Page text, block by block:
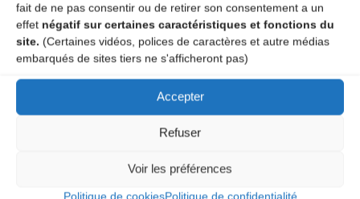
fait de ne pas consentir ou de retirer son consentement a un
effet négatif sur certaines caractéristiques et fonctions du
site. (Certaines vidéos, polices de caractères et autre médias
embarqués de sites tiers ne s'afficheront pas)
Accepter
Refuser
Voir les préférences
Politique de cookiesPolitique de confidentialité